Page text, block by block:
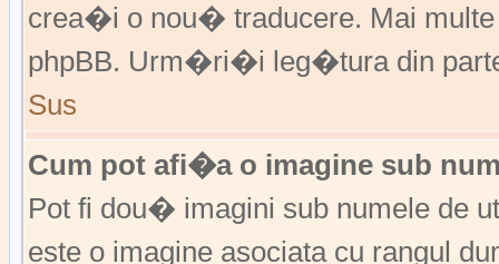
crea�i o nou� traducere. Mai
phpBB. Urm�ri�i leg�tura din
Sus
Cum pot afi�a o imagine sub
Pot fi dou� imagini sub numele de
este o imagine asociata cu rangul